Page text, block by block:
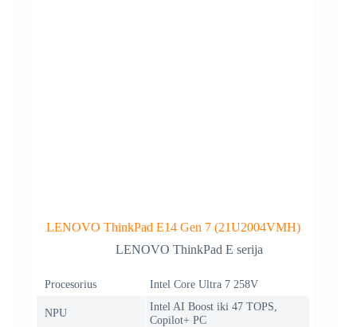
LENOVO ThinkPad E14 Gen 7 (21U2004VMH)
LENOVO ThinkPad E serija
Procesorius Intel Core Ultra 7 258V
NPU
Intel AI Boost iki 47 TOPS,
Copilot+ PC